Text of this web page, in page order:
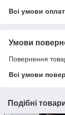
Всі умови
Умови
Повернення
Всі умови
Подібні